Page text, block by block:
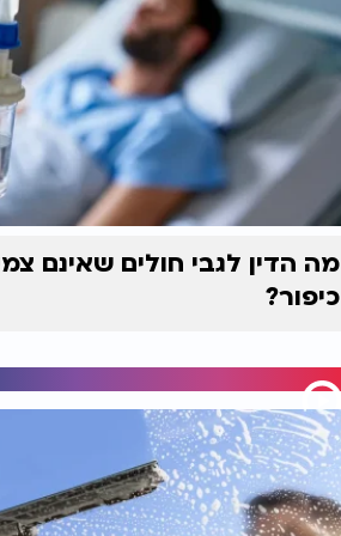
מה הדין לגבי חולים שאינם
כיפור?